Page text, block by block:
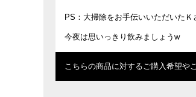
PS：大掃除をお手伝いいただいたＫ
今夜は思いっきり飲みましょうw
こちらの商品に対するご購入希望や